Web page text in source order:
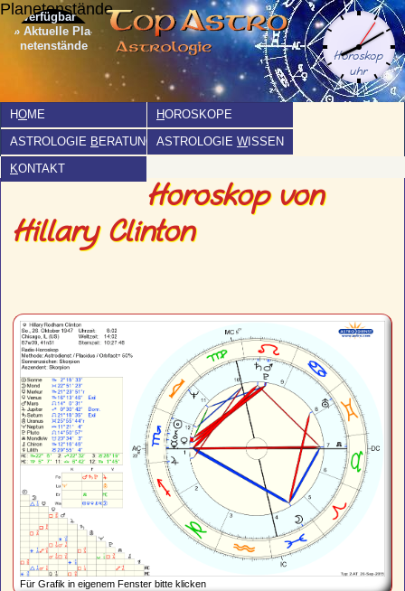
Planetenstände
» Aktuelle Pla­
netenstände
HOME HOROSKOPE
ASTROLOGIE B ERATUNG ASTROLOGIE W ISSEN
KONTAKT
Horoskop von
Hillary Clinton
Für Grafik in eigenem Fenster bitte klicken